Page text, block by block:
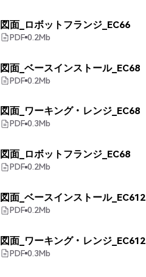
図面_ロボットフランジ_EC66
PDF 0.2Mb
図面_ベースインストール_EC68
PDF 0.2Mb
図面_ワーキング・レンジ_EC68
PDF 0.3Mb
図面_ロボットフランジ_EC68
PDF 0.2Mb
図面_ベースインストール_EC612
PDF 0.2Mb
図面_ワーキング・レンジ_EC612
PDF 0.3Mb